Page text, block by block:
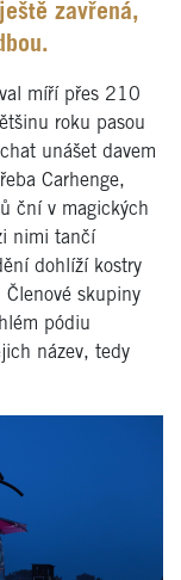
zavřená,
míří přes 210
roku pasou
unášet davem
Carhenge,
ční v magických
nimi tančí
dohlíží kostry
Členové skupiny
pódiu
název, tedy